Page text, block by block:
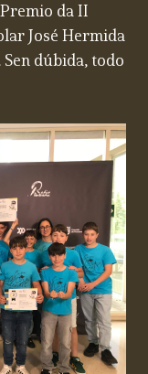
da II
José Hermida
Sen dúbida, todo